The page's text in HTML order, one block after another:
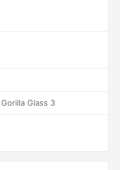
Glass 3